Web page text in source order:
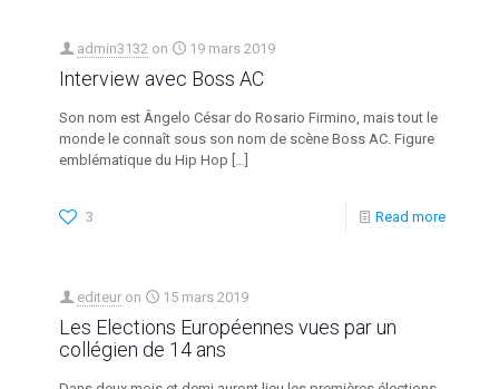
admin3132 on 19 mars 2019
Interview avec Boss AC
Son nom est Ângelo César do Rosario Firmino, mais tout le
monde le connaît sous son nom de scène Boss AC. Figure
emblématique du Hip Hop […]
3 Read more
editeur on 15 mars 2019
Les Elections Européennes vues par un
collégien de 14 ans